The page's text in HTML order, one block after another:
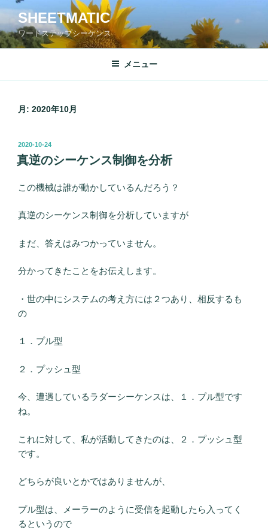
テ
ン
へ
SHEETMATIC
ワードステップシーケンス
メニュー
月: 2020年10月
投
稿
日:
2020-10-24
真逆のシーケンス制御を分析
この機械は誰が動かしているんだろう？
真逆のシーケンス制御を分析していますが
まだ、答えはみつかっていません。
分かってきたことをお伝えします。
・世の中にシステムの考え方には２つあり、相反するも
の
１．プル型
２．プッシュ型
今、遭遇しているラダーシーケンスは、１．プル型です
ね。
これに対して、私が活動してきたのは、２．プッシュ型
です。
どちらが良いとかではありませんが、
プル型は、メーラーのように受信を起動したら入ってく
るというので